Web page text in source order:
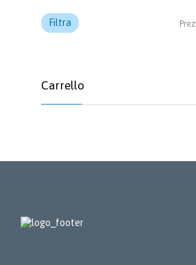
Filtra
Carrello